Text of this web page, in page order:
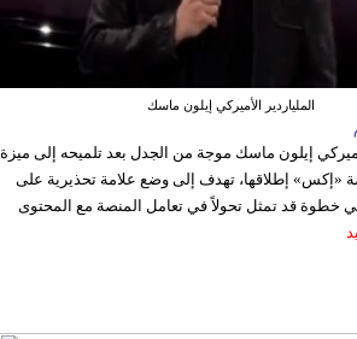
الملياردير الأميركي إيلون ماسك
إيلون ماسك موجة من الجدل بعد تلميحه إلى ميزة
«إكس» إطلاقها، تهدف إلى وضع علامة تحذيرية على
خطوة قد تمثل تحولاً في تعامل المنصة مع المحتوى